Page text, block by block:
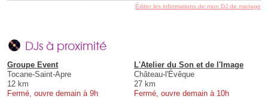
Éditer les informations de mon DJ de mariage
DJs à proximité
Groupe Event
Tocane-Saint-Apre
12 km
Fermé, ouvre demain à 9h
L'Atelier du Son et de l'Image
Château-l'Évêque
27 km
Fermé, ouvre demain à 10h